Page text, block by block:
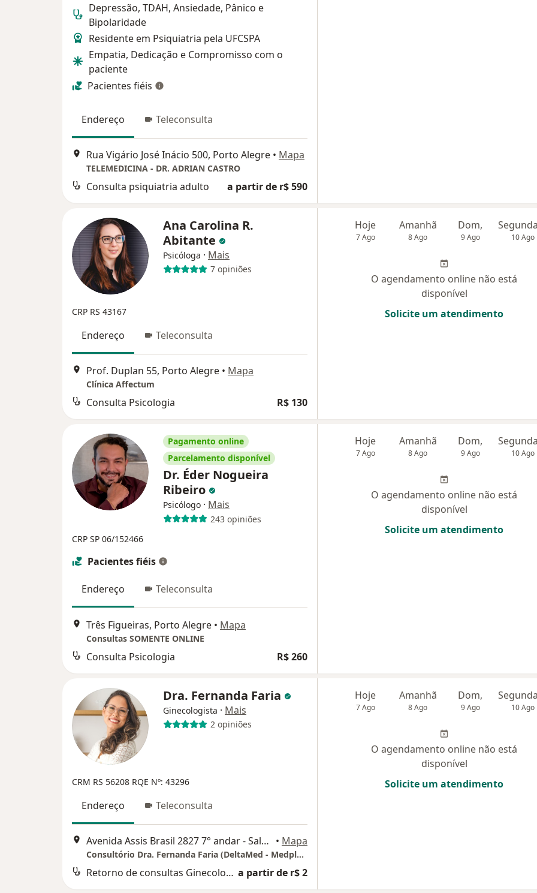
Depressão, TDAH, Ansiedade, Pânico e
Bipolaridade
Residente em Psiquiatria pela UFCSPA
Empatia, Dedicação e Compromisso com o
paciente
Pacientes fiéis
Endereço Teleconsulta
Rua Vigário José Inácio 500, Porto Alegre • Mapa
TELEMEDICINA - DR. ADRIAN CASTRO
Consulta psiquiatria adulto a partir de r$ 590
Ana Carolina R.
Abitante
Psicóloga · Mais
7 opiniões
CRP RS 43167
Endereço Teleconsulta
Prof. Duplan 55, Porto Alegre • Mapa
Clínica Affectum
Consulta Psicologia R$ 130
Hoje
7 Ago
Amanhã
8 Ago
Dom,
9 Ago 10 Ago
O agendamento online não está
disponível
Solicite um atendimento
Pagamento online
Parcelamento disponível
Dr. Éder Nogueira
Ribeiro
Psicólogo · Mais
243 opiniões
CRP SP 06/152466
Pacientes fiéis
Endereço Teleconsulta
Três Figueiras, Porto Alegre • Mapa
Consultas SOMENTE ONLINE
Consulta Psicologia R$ 260
Hoje
7 Ago
Amanhã
8 Ago
Dom,
9 Ago 10 Ago
O agendamento online não está
disponível
Solicite um atendimento
Dra. Fernanda Faria
Ginecologista · Mais
2 opiniões
CRM RS 56208 RQE Nº: 43296
Endereço Teleconsulta
Avenida Assis Brasil 2827 7° andar - Sala 717, Porto Alegre • Mapa
Consultório Dra. Fernanda Faria (DeltaMed - Medplex Eixo Norte)
Retorno de consultas Ginecologia e Obstetrícia a partir de r$ 2
Hoje
7 Ago
Amanhã
8 Ago
Dom,
9 Ago 10 Ago
O agendamento online não está
disponível
Solicite um atendimento